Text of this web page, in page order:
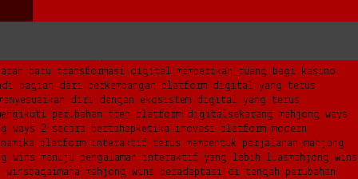
arah baru transformasi digital memberikan ruang bagi kasino
bagian dari perkembangan platform digital yang terus
diri dengan ekosistem digital yang terus
perubahan tren platform digitalsekarang mahjong ways
ways 2 secara bertahap ketika inovasi platform modern
platform interaktif terus membentuk perjalanan mahjong
wins menuju pengalaman interaktif yang lebih luasmahjong wins
wins bagaimana mahjong wins beradaptasi di tengah perubahan